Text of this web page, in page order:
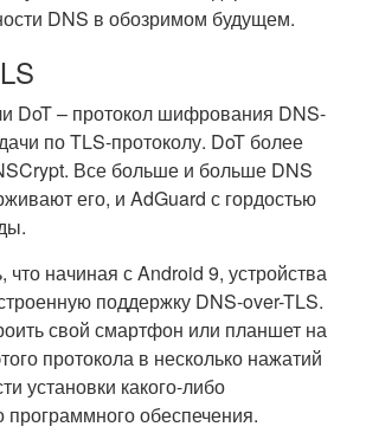
DNS в обозримом будущем.
DoT – протокол шифрования DNS-
по TLS-протоколу. DoT более
Все больше и больше DNS
его, и AdGuard с гордостью
что начиная с Android 9, устройства
поддержку DNS-over-TLS.
свой смартфон или планшет на
протокола в несколько нажатий
установки какого-либо
программного обеспечения.